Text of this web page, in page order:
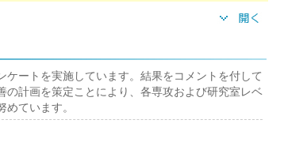
ケートを実施しています。結果をコメントを付して
の計画を策定ことにより、各専攻および研究室レベ
ています。